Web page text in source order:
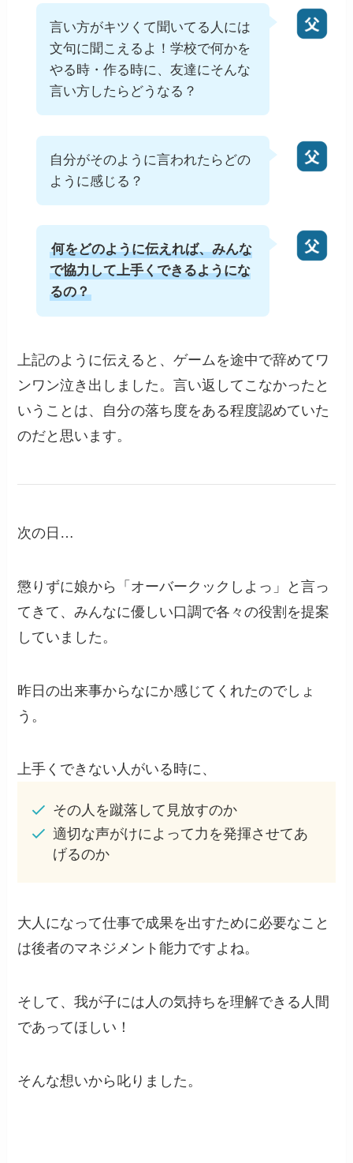
言い方がキツくて聞いてる人には
文句に聞こえるよ！学校で何かを
やる時・作る時に、友達にそんな
言い方したらどうなる？
自分がそのように言われたらどの
ように感じる？
何をどのように伝えれば、みんな
で協力して上手くできるようにな
るの？
上記のように伝えると、ゲームを途中で辞めてワ
ンワン泣き出しました。言い返してこなかったと
いうことは、自分の落ち度をある程度認めていた
のだと思います。
次の日…
懲りずに娘から「オーバークックしよっ」と言っ
てきて、みんなに優しい口調で各々の役割を提案
していました。
昨日の出来事からなにか感じてくれたのでしょ
う。
上手くできない人がいる時に、
その人を蹴落して見放すのか
適切な声がけによって力を発揮させてあ
げるのか
大人になって仕事で成果を出すために必要なこと
は後者のマネジメント能力ですよね。
そして、我が子には人の気持ちを理解できる人間
であってほしい！
そんな想いから叱りました。